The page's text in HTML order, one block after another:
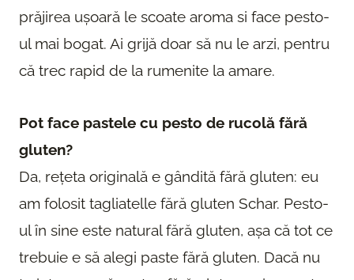
prăjirea ușoară le scoate aroma si face pesto-
ul mai bogat. Ai grijă doar să nu le arzi, pentru
că trec rapid de la rumenite la amare.
Pot face pastele cu pesto de rucolă fără
gluten?
Da, rețeta originală e gândită fără gluten: eu
am folosit tagliatelle fără gluten Schar. Pesto-
ul în sine este natural fără gluten, așa că tot ce
trebuie e să alegi paste fără gluten. Dacă nu